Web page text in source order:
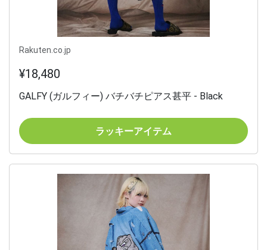
Rakuten.co.jp
¥18,480
GALFY (ガルフィー) バチバチピアス甚平 - Black
ラッキーアイテム